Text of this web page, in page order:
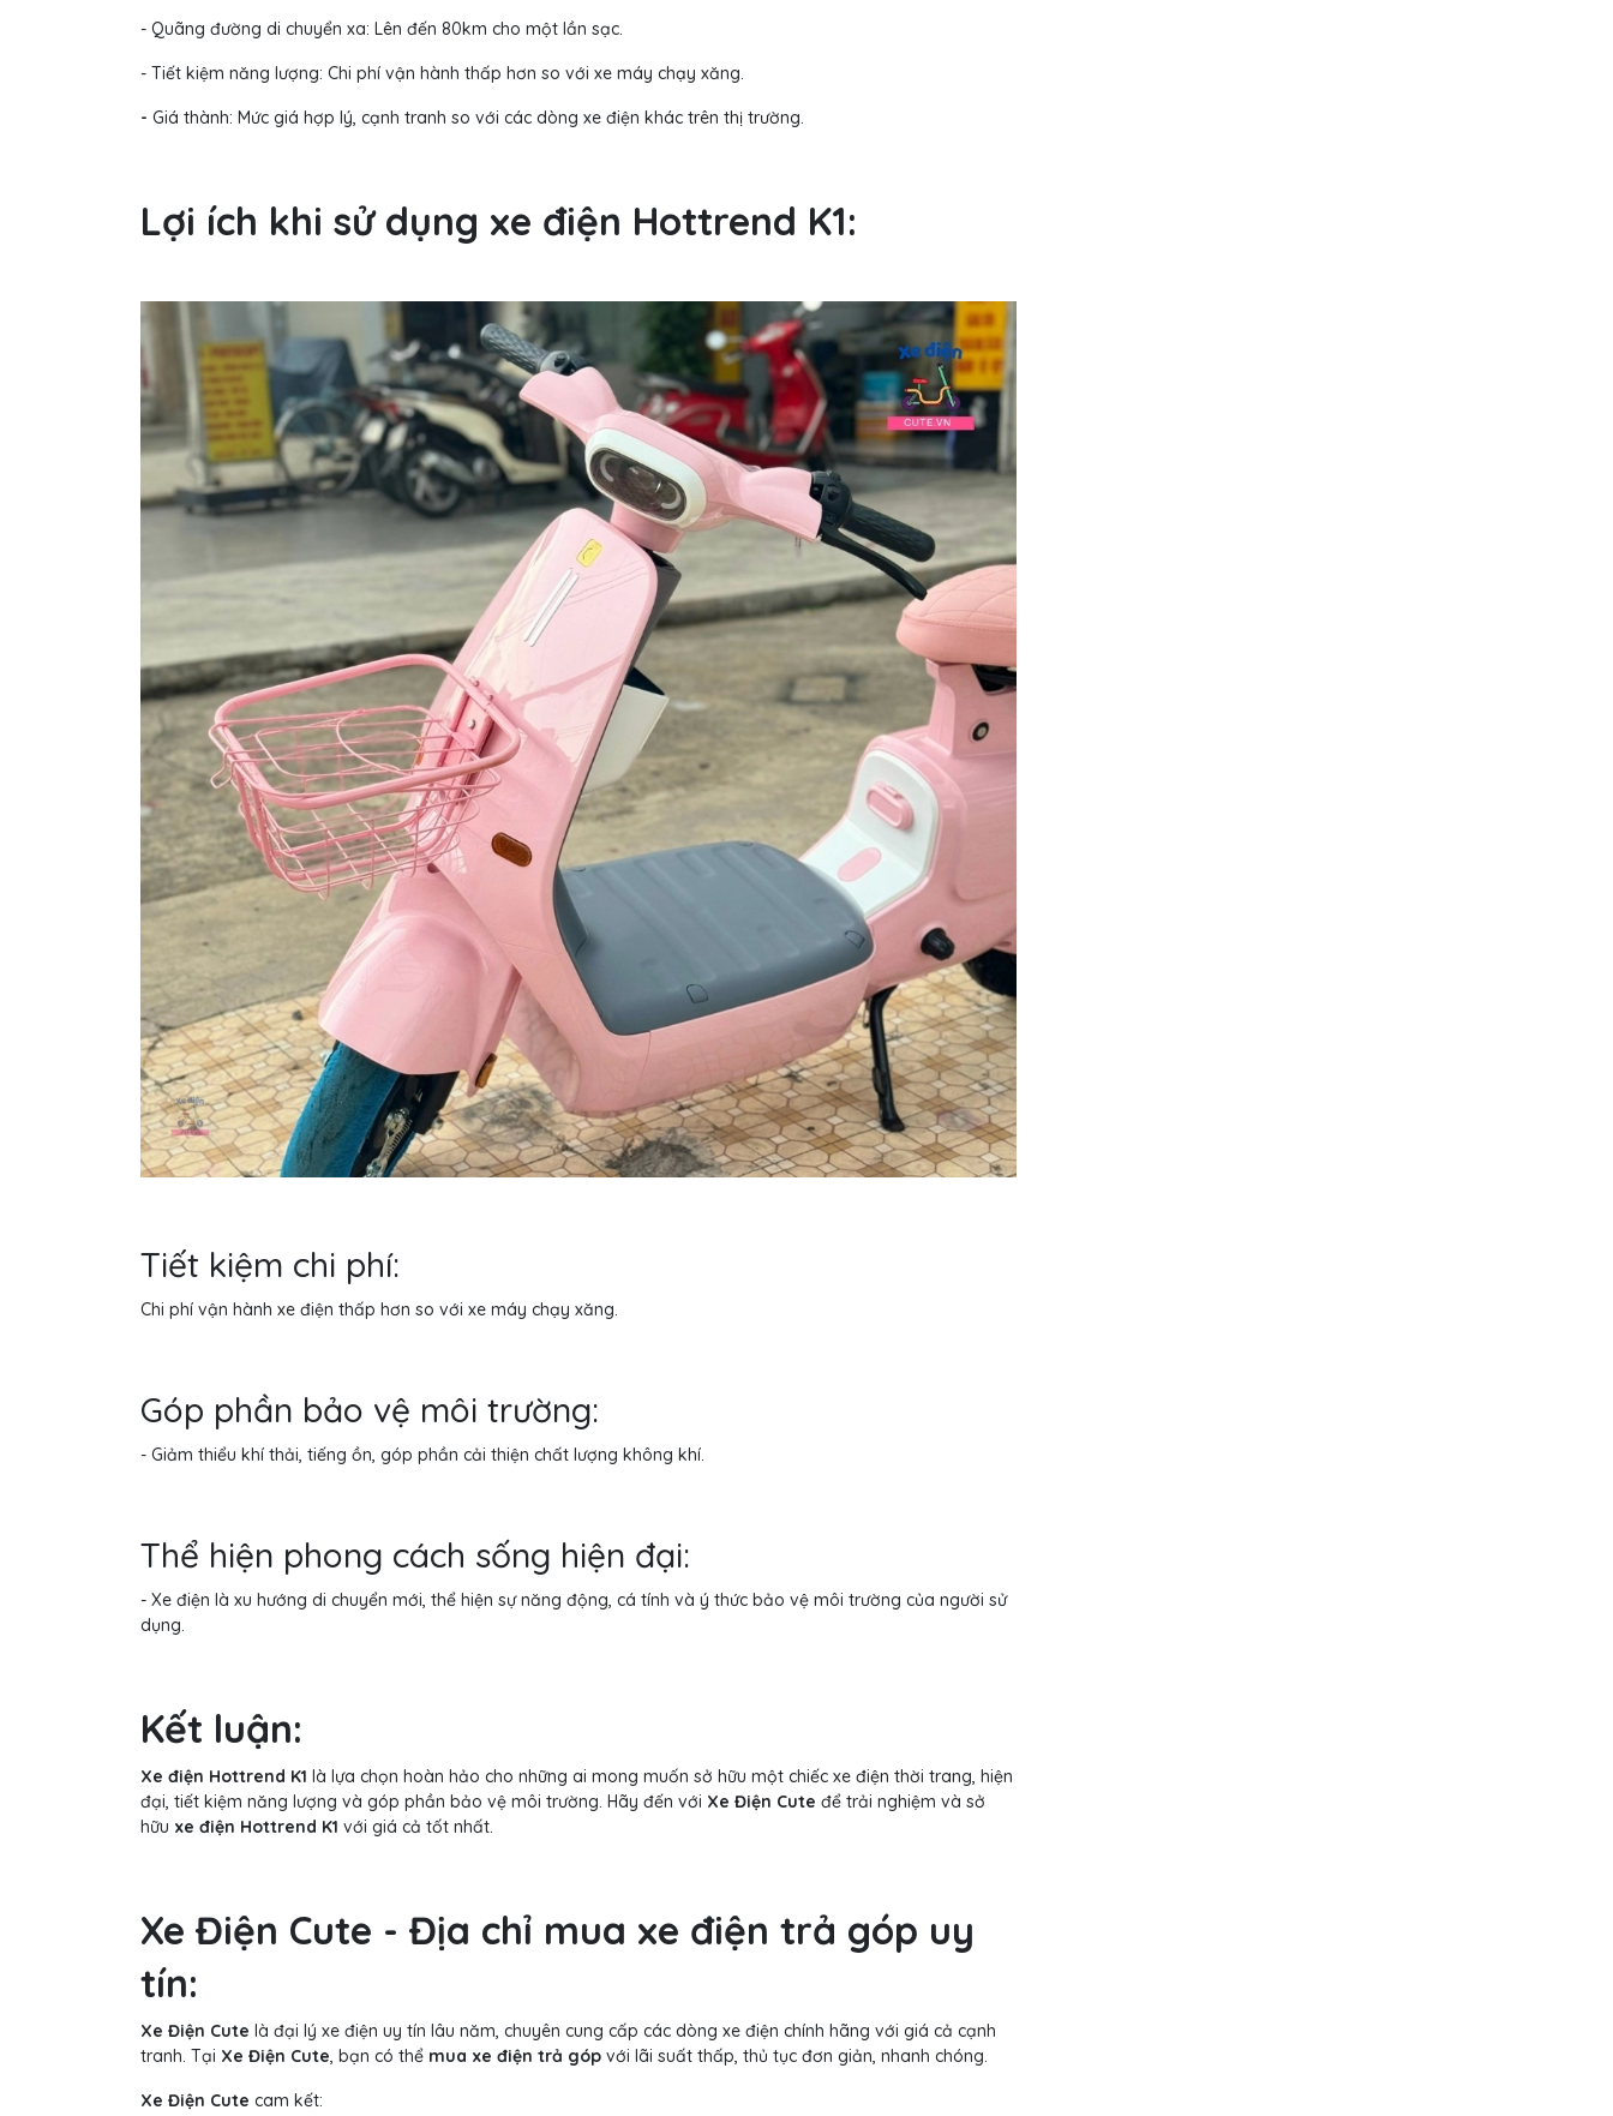
- Quãng đường di chuyển xa: Lên đến 80km cho một lần sạc.
- Tiết kiệm năng lượng: Chi phí vận hành thấp hơn so với xe máy chạy xăng.
- Giá thành: Mức giá hợp lý, cạnh tranh so với các dòng xe điện khác trên thị trường.
Lợi ích khi sử dụng xe điện Hottrend K1:
Tiết kiệm chi phí:
Chi phí vận hành xe điện thấp hơn so với xe máy chạy xăng.
Góp phần bảo vệ môi trường:
- Giảm thiểu khí thải, tiếng ồn, góp phần cải thiện chất lượng không khí.
Thể hiện phong cách sống hiện đại:
- Xe điện là xu hướng di chuyển mới, thể hiện sự năng động, cá tính và ý thức bảo vệ môi trường của người sử
dụng.
Kết luận:
Xe điện Hottrend K1 là lựa chọn hoàn hảo cho những ai mong muốn sở hữu một chiếc xe điện thời trang, hiện
đại, tiết kiệm năng lượng và góp phần bảo vệ môi trường. Hãy đến với Xe Điện Cute để trải nghiệm và sở
hữu xe điện Hottrend K1 với giá cả tốt nhất.
Xe Điện Cute - Địa chỉ mua xe điện trả góp uy
tín:
Xe Điện Cute là đại lý xe điện uy tín lâu năm, chuyên cung cấp các dòng xe điện chính hãng với giá cả cạnh
tranh. Tại Xe Điện Cute, bạn có thể mua xe điện trả góp với lãi suất thấp, thủ tục đơn giản, nhanh chóng.
Xe Điện Cute cam kết: